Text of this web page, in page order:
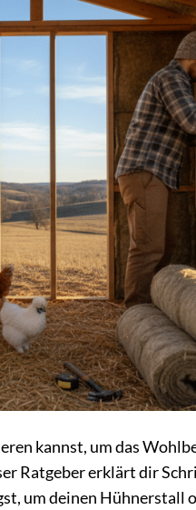
kannst, um das
Ratgeber erklärt dir
um deinen Hühnerstall